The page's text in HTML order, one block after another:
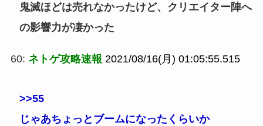
鬼滅ほどは売れなかったけど、クリエイター陣へ
の影響力が凄かった
60: ネトゲ攻略速報 2021/08/16(月) 01:05:55.515
>>55
じゃあちょっとブームになったくらいか